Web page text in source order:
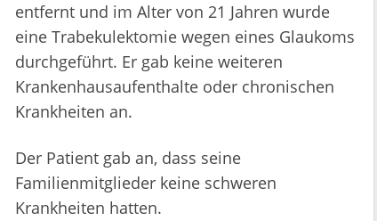
entfernt und im Alter von 21 Jahren wurde
eine Trabekulektomie wegen eines Glaukoms
durchgeführt. Er gab keine weiteren
Krankenhausaufenthalte oder chronischen
Krankheiten an.
Der Patient gab an, dass seine
Familienmitglieder keine schweren
Krankheiten hatten.